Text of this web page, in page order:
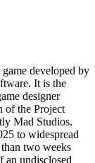
developed by
It is the
designer
of the Project
Mad Studios.
to widespread
two weeks
an undisclosed